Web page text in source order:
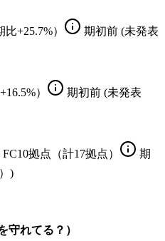
+25.7%） 期初前 (未発表
） 期初前 (未発表
拠点（計17拠点）
期
)
守れてる？）